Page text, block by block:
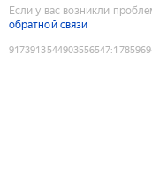
Если у вас возникли
обратной связи
9173913544903556547: